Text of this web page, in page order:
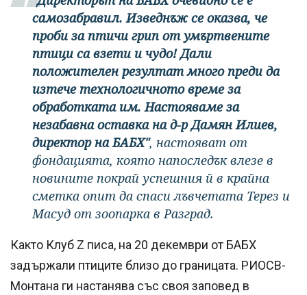
самозабравил. Изведнъж се оказва, че
проби за птичи грип от умъртвените
птици са взети и чудо! Дали
положителен резултат много преди да
изтече технологичното време за
обработката им. Настояваме за
незабавна оставка на д-р Дамян Илиев,
директор на БАБХ", настояват от
фондацията, която напоследък влезе в
новините покрай успешния й в крайна
сметка опит да спаси лъвчетата Терез и
Масуд от зоопарка в Разград.
Както Клуб Z писа, на 20 декември от БАБХ
задържали птиците близо до границата. РИОСВ-
Монтана ги настанява със своя заповед в